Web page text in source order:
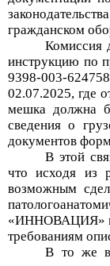
гражданском
Комиссия
инструкцию по
9398-003-
02.07.2025, где
мешка должна
сведения о г
документов
В этой
чтоисходя из
возможным
«ИННОВАЦИЯ»
требованиям
В то же